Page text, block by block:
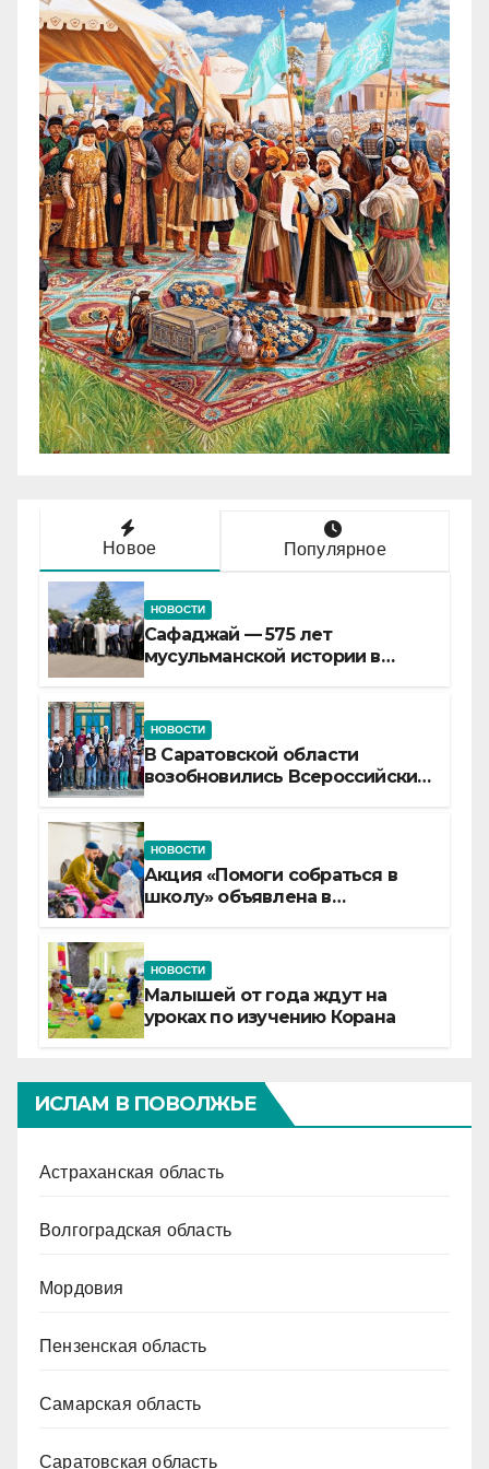
Новое Популярное
НОВОСТИ
Сафаджай — 575 лет
мусульманской истории в
НОВОСТИ
В Саратовской области
возобновились Всероссийские
НОВОСТИ
Акция «Помоги собраться в
школу» объявлена в
НОВОСТИ
Малышей от года ждут на
уроках по изучению Корана
ИСЛАМ В ПОВОЛЖЬЕ
Астраханская область
Волгоградская область
Мордовия
Пензенская область
Самарская область
Саратовская область